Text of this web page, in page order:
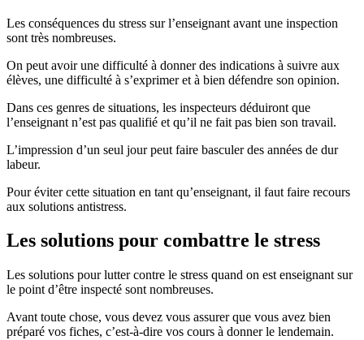
Les conséquences du stress sur l’enseignant avant une inspection
sont très nombreuses.
On peut avoir une difficulté à donner des indications à suivre aux
élèves, une difficulté à s’exprimer et à bien défendre son opinion.
Dans ces genres de situations, les inspecteurs déduiront que
l’enseignant n’est pas qualifié et qu’il ne fait pas bien son travail.
L’impression d’un seul jour peut faire basculer des années de dur
labeur.
Pour éviter cette situation en tant qu’enseignant, il faut faire recours
aux solutions antistress.
Les solutions pour combattre le stress
Les solutions pour lutter contre le stress quand on est enseignant sur
le point d’être inspecté sont nombreuses.
Avant toute chose, vous devez vous assurer que vous avez bien
préparé vos fiches, c’est-à-dire vos cours à donner le lendemain.